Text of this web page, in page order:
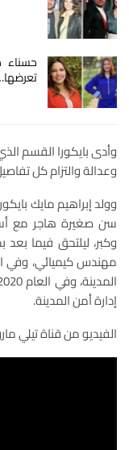
حسناء
وأدى بايكورا القسم
وعدالة والتزام كل
وولد إبراهيم مايك
سن صغيرة هاجر مع
وكبر، ليلتحق فيما
إدارة أمن المدينة.
الفيديو من قناة تيلي